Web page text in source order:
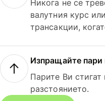
Никога не се
валутния курс
трансакции,
Изпращайте пари
Парите Ви стигат
разстоянието.